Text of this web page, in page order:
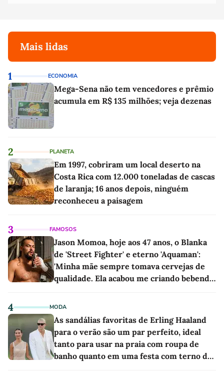
Mais lidas
1 ECONOMIA
Mega-Sena não tem vencedores e prêmio
acumula em R$ 135 milhões; veja dezenas
2 PLANETA
Em 1997, cobriram um local deserto na
Costa Rica com 12.000 toneladas de cascas
de laranja; 16 anos depois, ninguém
reconheceu a paisagem
3 FAMOSOS
Jason Momoa, hoje aos 47 anos, o Blanka
de 'Street Fighter' e eterno 'Aquaman':
'Minha mãe sempre tomava cervejas de
qualidade. Ela acabou me criando bebendo
4 MODA
As sandálias favoritas de Erling Haaland
para o verão são um par perfeito, ideal
tanto para usar na praia com roupa de
banho quanto em uma festa com terno de